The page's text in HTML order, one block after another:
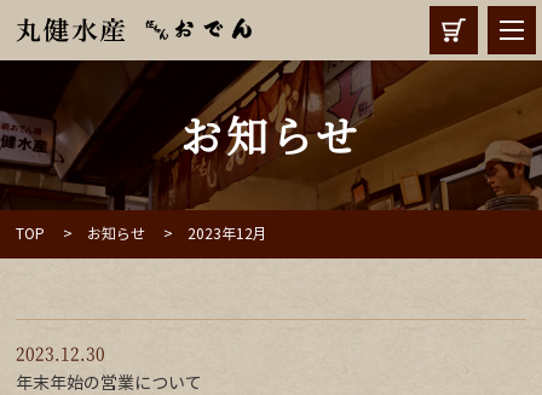
お知らせ
TOP お知らせ 2023年12月
2023.12.30
年末年始の営業について